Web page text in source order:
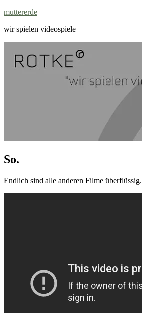
Zum
springen
muttererde
wir spielen videospiele
So.
Endlich sind alle anderen Filme überflüssig.